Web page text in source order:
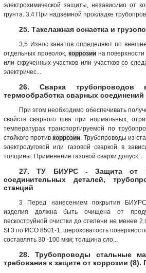
электрохимической защиты, независимо от
грунта. 3.4 При надземной прокладке
25. Такелажная оснастка и
3,5 Износ канатов определяют по
отдельных проволок, коррозиина
или скрученных участков или участков со
электричес...
26. Сварка трубопроводов
термообработка сварных
При этом необходимо обеспечивать
свойств сварного шва при нормальных,
температурах транспортируемой по
стойкого противкоррозии . Трубопроводы из
электродуговой или газовой сваркой в
толщины. Применение газовой сварки допуск...
27. ТУ БИУРС - Защита от
соединительных деталей,
станций
3 Перед нанесением покрытия
изделия должна быть очищена от
пескоструйной очистки до степени не менее
St 3 по ИСО 8501-1; шероховатость
составлять 30 -100 мкм; толщина сло...
28. Трубопроводы стальные
требования к защите от коррозии (8).